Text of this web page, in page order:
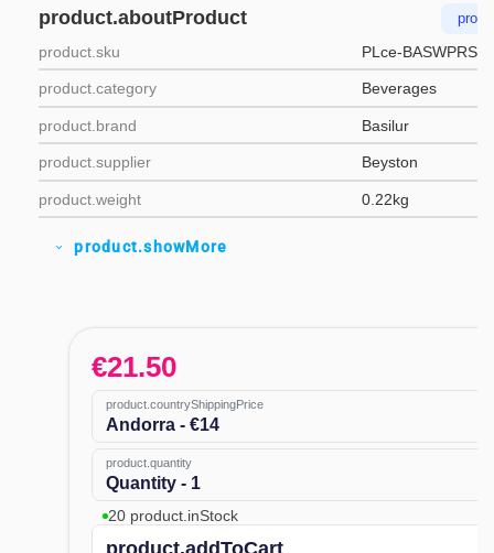
product.aboutProduct
product.sku PLce-BASWPRSE
product.category Beverages
product.brand Basilur
product.supplier Beyston
product.weight 0.22kg
expand_more product.showMore
€21.50
product.countryShippingPrice
Andorra - €14
product.quantity
Quantity - 1
20 product.inStock
product.addToCart